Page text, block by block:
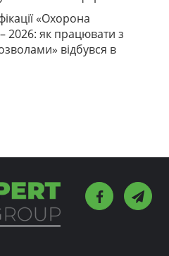
«Охорона
2026: як працювати з
відбувся в